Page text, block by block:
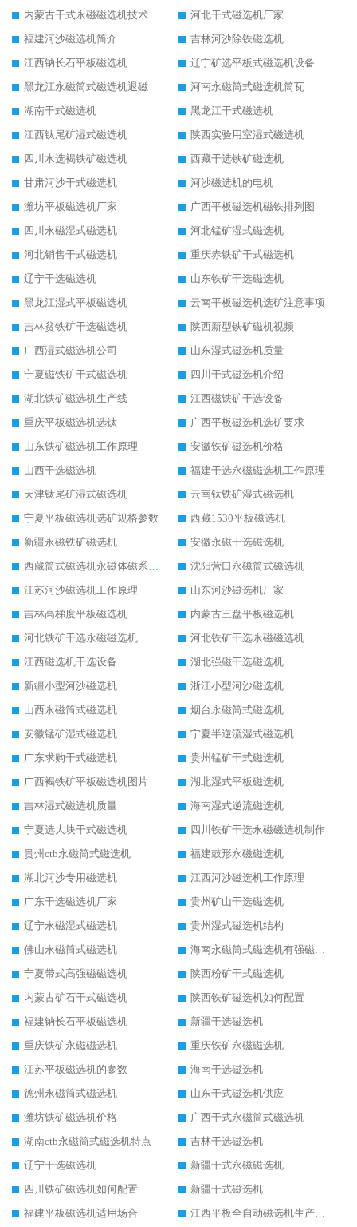
内蒙古干式永磁磁选机技术要求
河北干式磁选机厂家
福建河沙磁选机简介
吉林河沙除铁磁选机
江西钠长石平板磁选机
辽宁矿选平板式磁选机设备
黑龙江永磁筒式磁选机退磁
河南永磁筒式磁选机筒瓦
湖南干式磁选机
黑龙江干式磁选机
江西钛尾矿湿式磁选机
陕西实验用室湿式磁选机
四川水选褐铁矿磁选机
西藏干选铁矿磁选机
甘肃河沙干式磁选机
河沙磁选机的电机
潍坊平板磁选机厂家
广西平板磁选机磁铁排列图
四川永磁湿式磁选机
河北锰矿湿式磁选机
河北销售干式磁选机
重庆赤铁矿干式磁选机
辽宁干选磁选机
山东铁矿干选磁选机
黑龙江湿式平板磁选机
云南平板磁选机选矿注意事项
吉林贫铁矿干选磁选机
陕西新型铁矿磁机视频
广西湿式磁选机公司
山东湿式磁选机质量
宁夏磁铁矿干式磁选机
四川干式磁选机介绍
湖北铁矿磁选机生产线
江西磁铁矿干选设备
重庆平板磁选机选钛
广西平板磁选机选矿要求
山东铁矿磁选机工作原理
安徽铁矿磁选机价格
山西干选磁选机
福建干选永磁磁选机工作原理
天津钛尾矿湿式磁选机
云南钛铁矿湿式磁选机
宁夏平板磁选机选矿规格参数
西藏1530平板磁选机
新疆永磁铁矿磁选机
安徽永磁干选磁选机
西藏筒式磁选机永磁体磁系设计
沈阳营口永磁筒式磁选机
江苏河沙磁选机工作原理
山东河沙磁选机厂家
吉林高梯度平板磁选机
内蒙古三盘平板磁选机
河北铁矿干选永磁磁选机
河北铁矿干选永磁磁选机
江西磁选机干选设备
湖北强磁干选磁选机
新疆小型河沙磁选机
浙江小型河沙磁选机
山西永磁筒式磁选机
烟台永磁筒式磁选机
安徽锰矿湿式磁选机
宁夏半逆流湿式磁选机
广东求购干式磁选机
贵州锰矿干式磁选机
广西褐铁矿平板磁选机图片
湖北湿式平板磁选机
吉林湿式磁选机质量
海南湿式逆流磁选机
宁夏选大块干式磁选机
四川铁矿干选永磁磁选机制作
贵州ctb永磁筒式磁选机
福建鼓形永磁磁选机
湖北河沙专用磁选机
江西河沙磁选机工作原理
广东干选磁选机厂家
贵州矿山干选磁选机
辽宁永磁湿式磁选机
贵州湿式磁选机结构
佛山永磁筒式磁选机
海南永磁筒式磁选机有强磁的吗
宁夏带式高强磁磁选机
陕西粉矿干式磁选机
内蒙古矿石干式磁选机
陕西铁矿磁选机如何配置
福建钠长石平板磁选机
新疆干选磁选机
重庆铁矿永磁磁选机
重庆铁矿永磁磁选机
江苏平板磁选机的参数
海南干选磁选机
德州永磁筒式磁选机
山东干式磁选机供应
潍坊铁矿磁选机价格
广西干式永磁筒式磁选机
湖南ctb永磁筒式磁选机特点
吉林干选磁选机
辽宁干选磁选机
新疆干式永磁磁选机
四川铁矿磁选机如何配置
新疆干式磁选机
福建平板磁选机适用场合
江西平板全自动磁选机生产厂家